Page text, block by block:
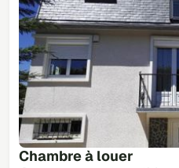
Chambre à louer